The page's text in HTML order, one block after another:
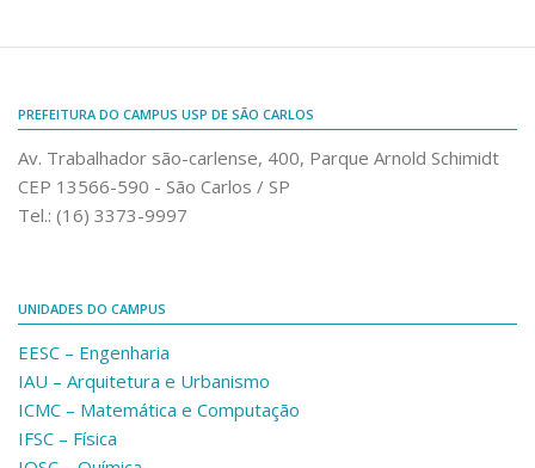
Notícias e Eventos
Fale Conosco
Telefones e E-mails
Ouvidoria do Campus
Urgências
PREFEITURA DO CAMPUS USP DE SÃO CARLOS
Av. Trabalhador são-carlense, 400, Parque Arnold Schimidt
CEP 13566-590 - São Carlos / SP
Tel.: (16) 3373-9997
UNIDADES DO CAMPUS
EESC – Engenharia
IAU – Arquitetura e Urbanismo
ICMC – Matemática e Computação
IFSC – Física